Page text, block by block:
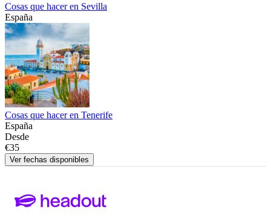
Cosas que hacer en Sevilla
España
Cosas que hacer en Tenerife
España
Desde
€35
Ver fechas disponibles